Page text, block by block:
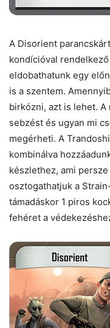
A Disorient
kondícióval
eldobathatunk egy
is a szentem.
birkózni, azt is lehet.
sebzést és ugyan mi
megérheti. A
kombinálva
készlethez, ami
osztogathatjuk a
támadáskor 1 piros
fehéret a